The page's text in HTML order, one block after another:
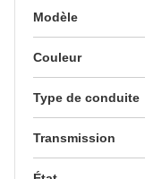
Modèle
Couleur
Type de conduite
Transmission